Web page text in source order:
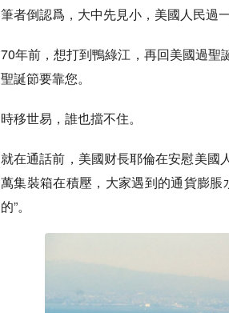
筆者倒認爲，大中先見小，美國人民過
70年前，想打到鴨綠江，再回美國過聖
聖誕節要靠您。
時移世易，誰也擋不住。
就在通話前，美國财長耶倫在安慰美國
萬集裝箱在積壓，大家遇到的通貨膨
的”。